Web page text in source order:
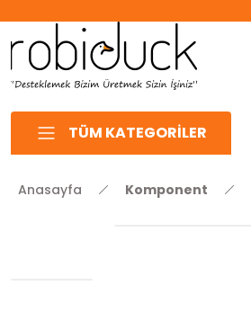
TÜM KATEGORİLER
Anasayfa Komponent